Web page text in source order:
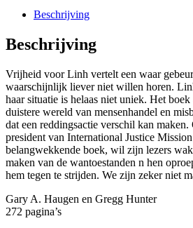
Beschrijving
Beschrijving
Vrijheid voor Linh vertelt een waar
waarschijnlijk liever niet willen horen.
haar situatie is helaas niet uniek. Het boek
duistere wereld van mensenhandel en
dat een reddingsactie verschil kan
president van International Justice
belangwekkende boek, wil zijn lezers
maken van de wantoestanden n hen
hem tegen te strijden. We zijn zeker niet
Gary A. Haugen en Gregg Hunter
272 pagina’s